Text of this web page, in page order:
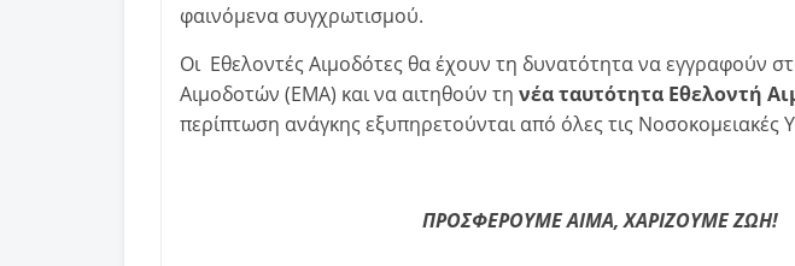
φαινόμενα συγχρωτισμού.
Οι Εθελοντές Αιμοδότες θα έχουν τη δυνατότητα να εγγραφούν
Αιμοδοτών (ΕΜΑ) και να αιτηθούν τη νέα ταυτότητα Εθελοντή
περίπτωση ανάγκης εξυπηρετούνται από όλες τις Νοσοκομειακές
ΠΡΟΣΦΕΡΟΥΜΕ ΑΙΜΑ, ΧΑΡΙΖΟΥΜΕ ΖΩΗ!